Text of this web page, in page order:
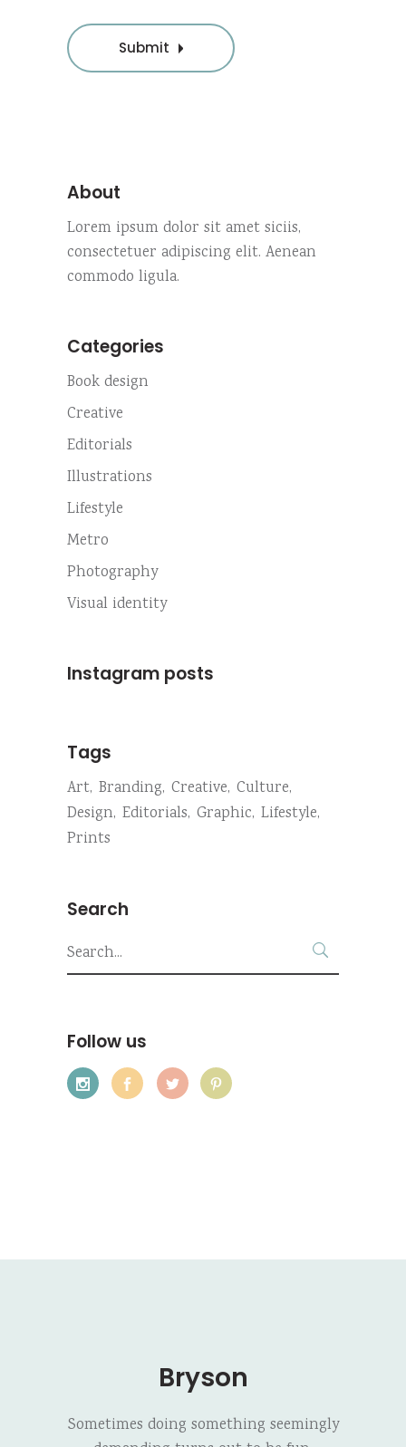
Submit
About
Lorem ipsum dolor sit amet siciis,
consectetuer adipiscing elit. Aenean
commodo ligula.
Categories
Book design
Creative
Editorials
Illustrations
Lifestyle
Metro
Photography
Visual identity
Instagram posts
Tags
Art Branding Creative Culture
Design Editorials Graphic Lifestyle
Prints
Search
Search
for:
Follow us
Bryson
Sometimes doing something seemingly